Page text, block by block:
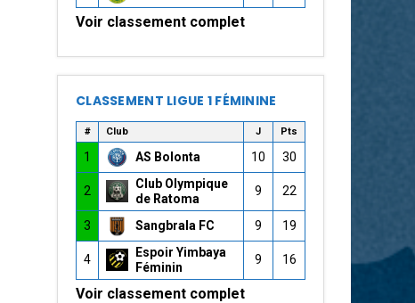
Voir classement complet
CLASSEMENT LIGUE 1 FÉMININE
# Club J Pts
1 AS Bolonta 10 30
2
Club Olympique
de Ratoma
9 22
3 Sangbrala FC 9 19
4
Espoir Yimbaya
Féminin
9 16
Voir classement complet